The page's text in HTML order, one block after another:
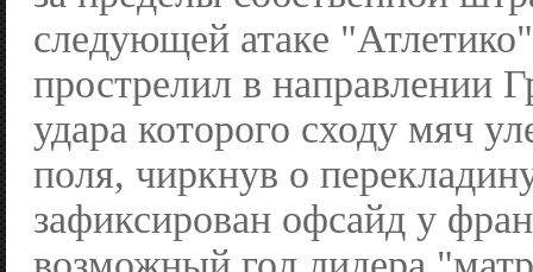
следующей атаке
прострелил в направлении
удара которого сходу мяч
поля, чиркнув о
зафиксирован офсайд у